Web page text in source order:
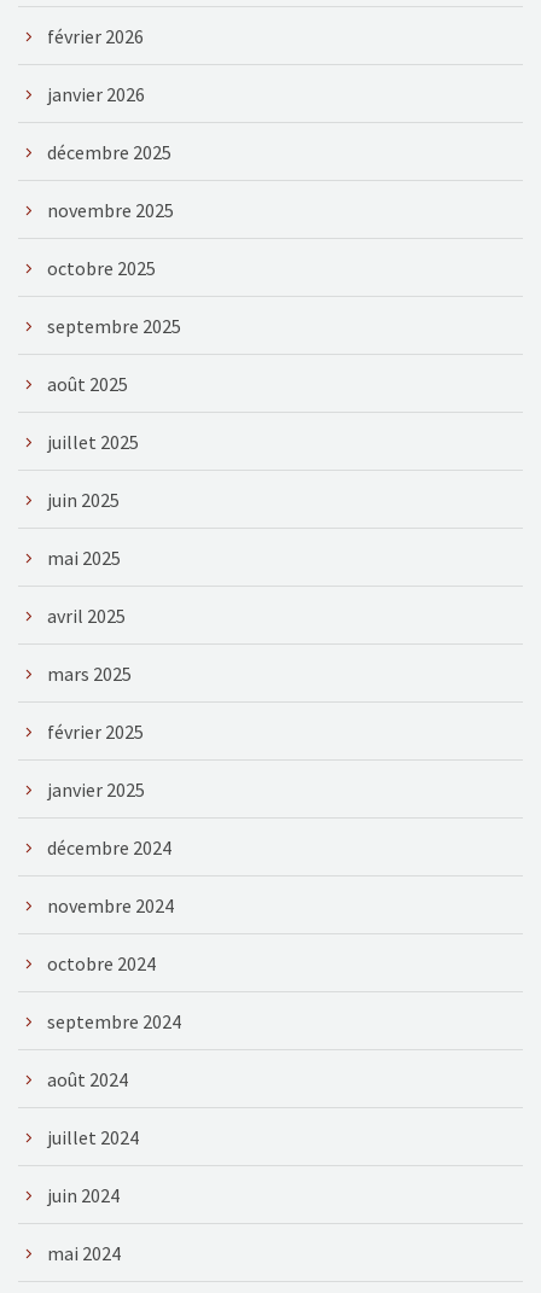
février 2026
janvier 2026
décembre 2025
novembre 2025
octobre 2025
septembre 2025
août 2025
juillet 2025
juin 2025
mai 2025
avril 2025
mars 2025
février 2025
janvier 2025
décembre 2024
novembre 2024
octobre 2024
septembre 2024
août 2024
juillet 2024
juin 2024
mai 2024